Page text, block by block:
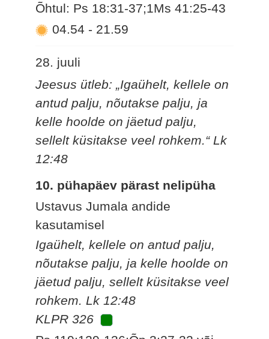
Õhtul: Ps 18:31-37;1Ms 41:25-43
04.54 - 21.59
28. juuli
Jeesus ütleb: „Igaühelt, kellele on
antud palju, nõutakse palju, ja
kelle hoolde on jäetud palju,
sellelt küsitakse veel rohkem.“ Lk
12:48
10. pühapäev pärast nelipüha
Ustavus Jumala andide
kasutamisel
Igaühelt, kellele on antud palju,
nõutakse palju, ja kelle hoolde on
jäetud palju, sellelt küsitakse veel
rohkem. Lk 12:48
KLPR 326